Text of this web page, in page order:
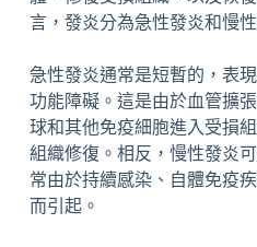
言，發炎分為急性發炎和慢
急性發炎通常是短暫的，表
功能障礙。這是由於血管擴
球和其他免疫細胞進入受損
組織修復。相反，慢性發炎
常由於持續感染、自體免疫
而引起。